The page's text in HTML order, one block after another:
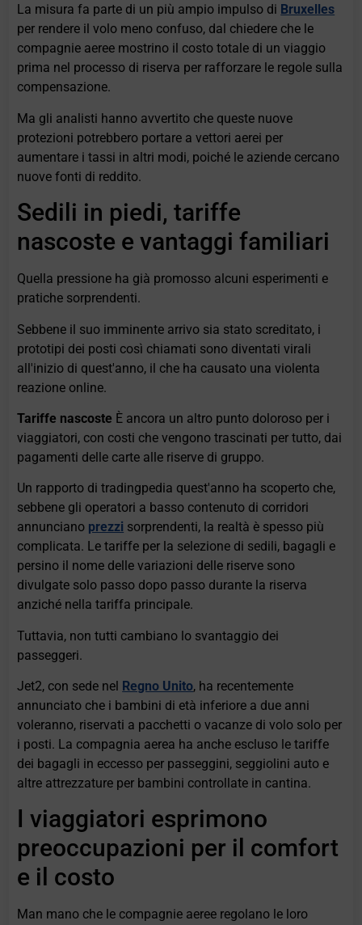
La misura fa parte di un più ampio impulso di Bruxelles
per rendere il volo meno confuso, dal chiedere che le
compagnie aeree mostrino il costo totale di un viaggio
prima nel processo di riserva per rafforzare le regole sulla
compensazione.
Ma gli analisti hanno avvertito che queste nuove
protezioni potrebbero portare a vettori aerei per
aumentare i tassi in altri modi, poiché le aziende cercano
nuove fonti di reddito.
Sedili in piedi, tariffe
nascoste e vantaggi familiari
Quella pressione ha già promosso alcuni esperimenti e
pratiche sorprendenti.
Sebbene il suo imminente arrivo sia stato screditato, i
prototipi dei posti così chiamati sono diventati virali
all'inizio di quest'anno, il che ha causato una violenta
reazione online.
Tariffe nascoste È ancora un altro punto doloroso per i
viaggiatori, con costi che vengono trascinati per tutto, dai
pagamenti delle carte alle riserve di gruppo.
Un rapporto di tradingpedia quest'anno ha scoperto che,
sebbene gli operatori a basso contenuto di corridori
annunciano prezzi sorprendenti, la realtà è spesso più
complicata. Le tariffe per la selezione di sedili, bagagli e
persino il nome delle variazioni delle riserve sono
divulgate solo passo dopo passo durante la riserva
anziché nella tariffa principale.
Tuttavia, non tutti cambiano lo svantaggio dei
passeggeri.
Jet2, con sede nel Regno Unito, ha recentemente
annunciato che i bambini di età inferiore a due anni
voleranno, riservati a pacchetti o vacanze di volo solo per
i posti. La compagnia aerea ha anche escluso le tariffe
dei bagagli in eccesso per passeggini, seggiolini auto e
altre attrezzature per bambini controllate in cantina.
I viaggiatori esprimono
preoccupazioni per il comfort
e il costo
Man mano che le compagnie aeree regolano le loro